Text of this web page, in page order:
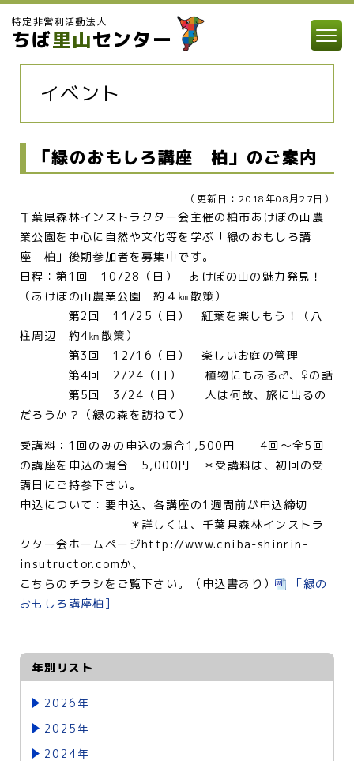
特定非営利活動法人
ちば里山センター
イベント
「緑のおもしろ講座 柏」のご案内
（更新日：2018年08月27日）
千葉県森林インストラクター会主催の柏市あけぼの山農
業公園を中心に自然や文化等を学ぶ「緑のおもしろ講
座 柏」後期参加者を募集中です。
日程：第1回 10/28（日） あけぼの山の魅力発見！
（あけぼの山農業公園 約４㎞散策）
第2回 11/25（日） 紅葉を楽しもう！（八
柱周辺 約4㎞散策）
第3回 12/16（日） 楽しいお庭の管理
第4回 2/24（日） 植物にもある♂、♀の話
第5回 3/24（日） 人は何故、旅に出るの
だろうか？（緑の森を訪ねて）
受講料：1回のみの申込の場合1,500円 4回～全5回
の講座を申込の場合 5,000円 ＊受講料は、初回の受
講日にご持参下さい。
申込について：要申込、各講座の1週間前が申込締切
＊詳しくは、千葉県森林インストラ
クター会ホームページhttp://www.cniba-shinrin-
insutructor.comか、
こちらのチラシをご覧下さい。（申込書あり）
「緑の
おもしろ講座柏]
年別リスト
2026年
2025年
2024年